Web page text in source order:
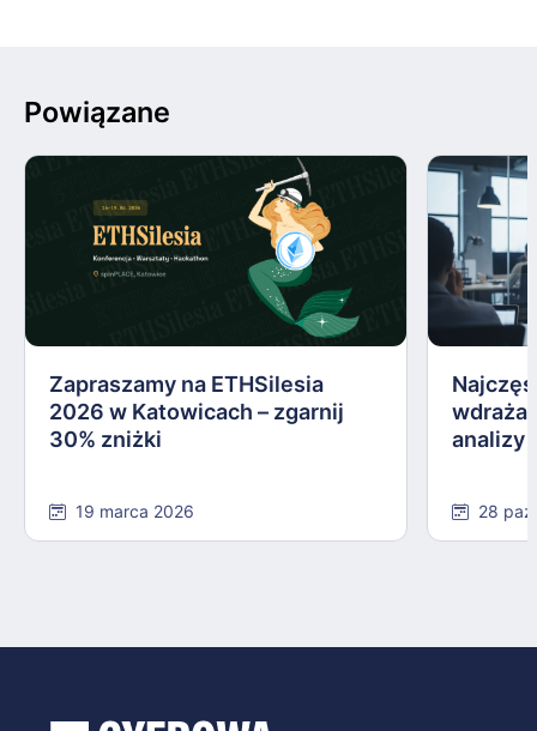
Powiązane
Zapraszamy na ETHSilesia
2026 w Katowicach – zgarnij
30% zniżki
19 marca 2026
analizy
28